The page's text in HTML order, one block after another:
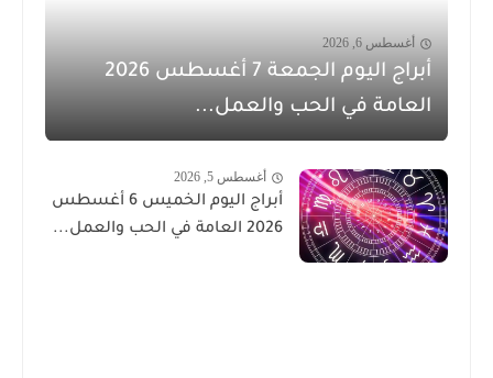
أغسطس 6, 2026
أبراج اليوم الجمعة 7 أغسطس 2026
العامة في الحب والعمل...
أغسطس 5, 2026
أبراج اليوم الخميس 6 أغسطس
2026 العامة في الحب والعمل...